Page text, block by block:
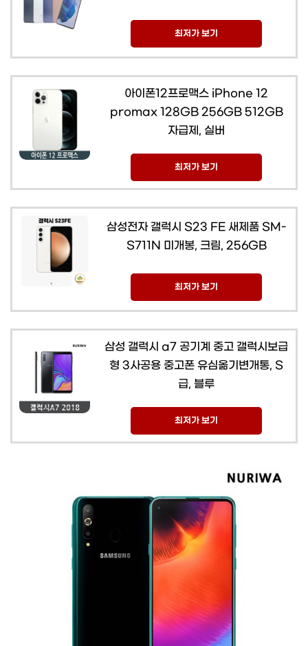
최저가 보기
아이폰12프로맥스 iPhone 12
promax 128GB 256GB 512GB
자급제, 실버
최저가 보기
삼성전자 갤럭시 S23 FE 새제품 SM-
S711N 미개봉, 크림, 256GB
최저가 보기
삼성 갤럭시 a7 공기계 중고 갤럭시보급
형 3사공용 중고폰 유심옮기변개통, S
급, 블루
최저가 보기